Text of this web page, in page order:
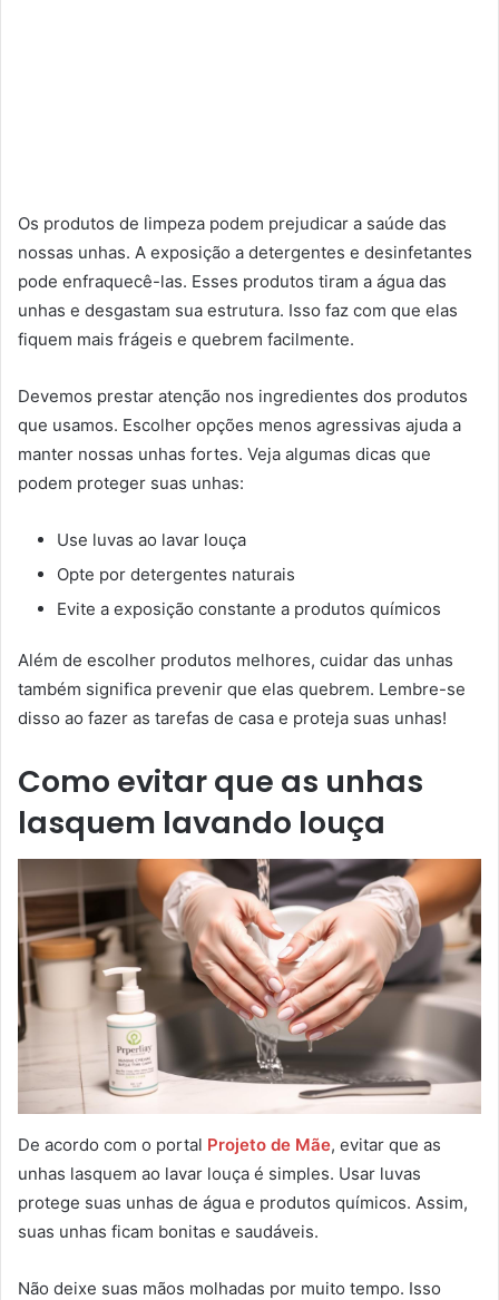
Os produtos de limpeza podem prejudicar a saúde das
nossas unhas. A exposição a detergentes e desinfetantes
pode enfraquecê-las. Esses produtos tiram a água das
unhas e desgastam sua estrutura. Isso faz com que elas
fiquem mais frágeis e quebrem facilmente.
Devemos prestar atenção nos ingredientes dos produtos
que usamos. Escolher opções menos agressivas ajuda a
manter nossas unhas fortes. Veja algumas dicas que
podem proteger suas unhas:
Use luvas ao lavar louça
Opte por detergentes naturais
Evite a exposição constante a produtos químicos
Além de escolher produtos melhores, cuidar das unhas
também significa prevenir que elas quebrem. Lembre-se
disso ao fazer as tarefas de casa e proteja suas unhas!
Como evitar que as unhas
lasquem lavando louça
De acordo com o portal Projeto de Mãe, evitar que as
unhas lasquem ao lavar louça é simples. Usar luvas
protege suas unhas de água e produtos químicos. Assim,
suas unhas ficam bonitas e saudáveis.
Não deixe suas mãos molhadas por muito tempo. Isso